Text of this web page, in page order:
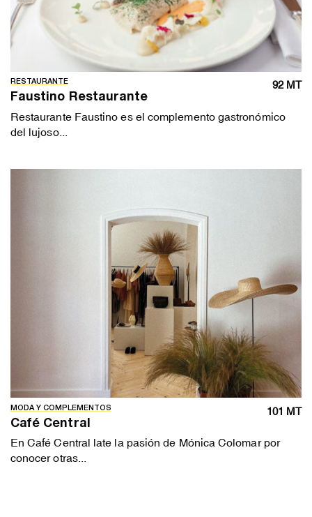
RESTAURANTE 92 MT
Faustino Restaurante
Restaurante Faustino es el complemento gastronómico
del lujoso...
MODA Y COMPLEMENTOS 101 MT
Café Central
En Café Central late la pasión de Mónica Colomar por
conocer otras...